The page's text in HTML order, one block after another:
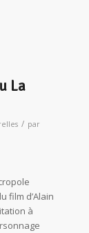
La
/ par
film d’Alain
à